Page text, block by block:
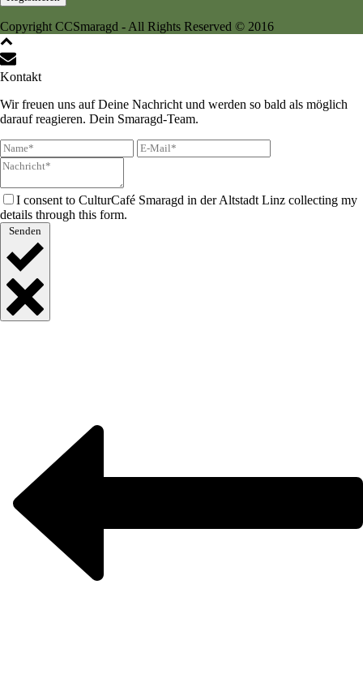
Copyright CCSmaragd - All Rights Reserved © 2016
Kontakt
Wir freuen uns auf Deine Nachricht und werden so bald als möglich
darauf reagieren. Dein Smaragd-Team.
I consent to CulturCafé Smaragd in der Altstadt Linz collecting my
details through this form.
Senden